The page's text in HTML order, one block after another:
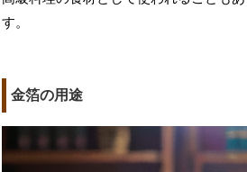
す。
金箔の用途